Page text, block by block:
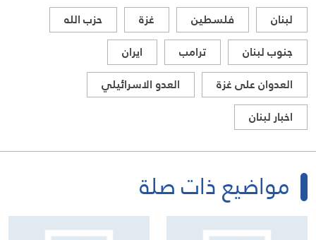
لبنان فلسطين غزة
حزب الله
جنوب لبنان
ترامب
ايران
العدوان على غزة
العدو الاسرائيلي
اخبار لبنان
مواضيع ذات صلة